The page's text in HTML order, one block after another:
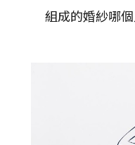
組成的婚紗哪